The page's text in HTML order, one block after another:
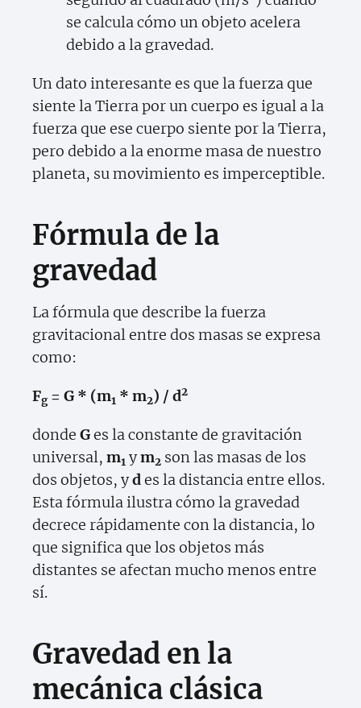
se calcula cómo un objeto acelera
debido a la gravedad.
Un dato interesante es que la fuerza que
siente la Tierra por un cuerpo es igual a la
fuerza que ese cuerpo siente por la Tierra,
pero debido a la enorme masa de nuestro
planeta, su movimiento es imperceptible.
Fórmula de la
gravedad
La fórmula que describe la fuerza
gravitacional entre dos masas se expresa
como:
Fg= G * (m1 * m2) / d2
donde Ges la constante de gravitación
universal, m1 ym2 son las masas de los
dos objetos, ydes la distancia entre ellos.
Esta fórmula ilustra cómo la gravedad
decrece rápidamente con la distancia, lo
que significa que los objetos más
distantes se afectan mucho menos entre
sí.
Gravedad en la
mecánica clásica